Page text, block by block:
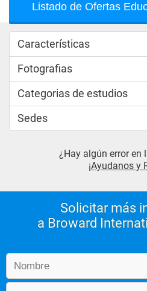
Listado de Ofertas
Características
Fotografias
Categorias de estudios
Sedes
¿Hay algún error en
¡Ayudanos y
Solicitar más
a Broward